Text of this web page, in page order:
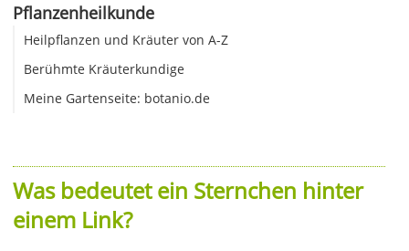
Pflanzenheilkunde
Heilpflanzen und Kräuter von A-Z
Berühmte Kräuterkundige
Meine Gartenseite: botanio.de
Was bedeutet ein Sternchen hinter
einem Link?